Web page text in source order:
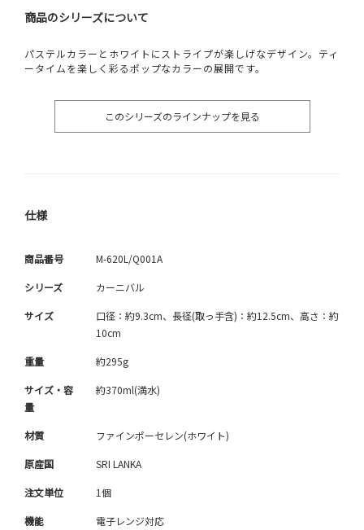
商品のシリーズについて
パステルカラーとホワイトにストライプが楽しげなデザイン。ティ
ータイムを楽しく彩るポップなカラーの展開です。
このシリーズのラインナップを見る
仕様
商品番号 M-620L/Q001A
シリーズ カーニバル
サイズ
口径：約9.3cm、長径(取っ手含)：約12.5cm、高さ：約
10cm
重量 約295g
サイズ・容
量
約370ml(満水)
材質 ファインポーセレン(ホワイト)
原産国 SRI LANKA
注文単位 1個
機能 電子レンジ対応